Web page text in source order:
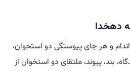
دهخدا
و هر جای پیوستگی دو استخوان،
بند، پیوند، ملتقای دو استخوان از